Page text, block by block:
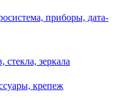
приборы, дата-
стекла, зеркала
крепеж